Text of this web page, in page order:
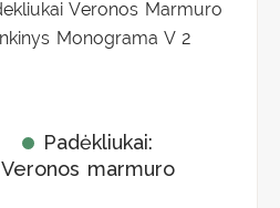
Padėkliukai:
Veronos marmuro